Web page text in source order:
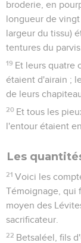
broderie, en
longueur de
largeur du tissu)
tentures du parvis.
19 Et leurs quatre
étaient d'airain ;
de leurs
20 Et tous les
l'entour étaient
Les
21 Voici les
Témoignage, qui
moyen des
sacrificateur.
22 Betsaléel, fils